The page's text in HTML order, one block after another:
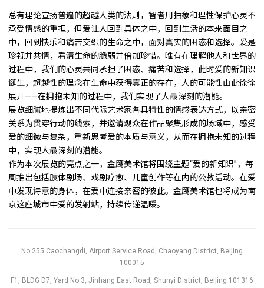
总有理论宣扬普遍的超越人类的法则，智者用抽象和理性保护心灵不
承受情感的重担，但爱让人回到具体之中，回到生活的本来面目之
中，回到快乐和痛苦交织的生命之中，面对真实的困惑和选择。爱是
珍视并共情，看清生命的脆弱并倍加珍惜。唯有在理解他人和世界的
过程中，我们的心灵共同承担了困惑、痛苦和选择，此时爱的新知识
诞生，超越性的理念在生命中获得真正的存在，人的可能性由此徐徐
展开——在拥抱未知的过程中，我们实现了人最深刻的潜能。
展览细腻地提炼出不同代际艺术家各具特性的情感表达方式，以亲密
关系为贯穿行动的线索，并邀请观众在作品聚集形成的场域中，感受
爱的细微与复杂，重新思考爱的本质与意义，从而在拥抱未知的过程
中，实现人最深刻的潜能。
作为本次展览的亮点之一，金鹰美术馆将围绕主题“爱的新知识”，每
周推出包括肢体剧场、戏剧疗愈、儿童创作等在内的公教活动。在爱
中发现诗意的身体，在爱中连接亲密的彼此。金鹰美术馆也将成为南
京这座城市中爱的发射站，持续传递温暖。
No.255 Caochangdi, Airport Service Road, Chaoyang District, Beijing
100015
F1, BLDG D7, Yard No.3, Jinhang East Road, Shunyi District, Beijing 101316